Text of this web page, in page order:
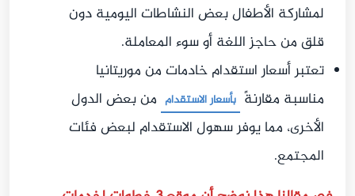
لمشاركة الأطفال بعض النشاطات اليومية دون
قلق من حاجز اللغة أو سوء المعاملة.
تعتبر أسعار استقدام خادمات من موريتانيا
مناسبة مقارنةً بأسعار الاستقدام من بعض الدول
الأخرى، مما يوفر سهول الاستقدام لبعض فئات
المجتمع.